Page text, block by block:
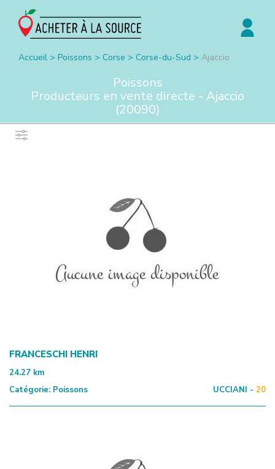
Accueil > Poissons > Corse > Corse-du-Sud > Ajaccio
Poissons
Producteurs en vente directe - Ajaccio
(20090)
FRANCESCHI HENRI
24.27 km
Catégorie: Poissons UCCIANI - 20